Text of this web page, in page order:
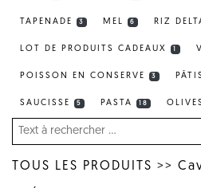
TAPENADE 3 MEL 6 RIZ
LOT DE PRODUITS CADEAUX
POISSON EN CONSERVE 3
SAUCISSE 5 PASTA 18
TOUS LES PRODUITS >>